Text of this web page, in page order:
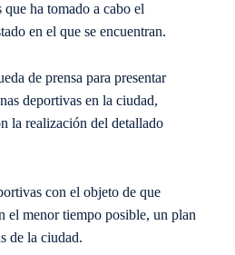
ha tomado a cabo el
en el que se encuentran.
de prensa para presentar
deportivas en la ciudad,
la realización del detallado
con el objeto de que
el menor tiempo posible, un plan
de la ciudad.